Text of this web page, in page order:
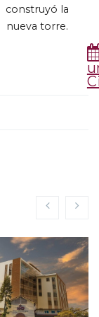
construyó la
nueva torre.